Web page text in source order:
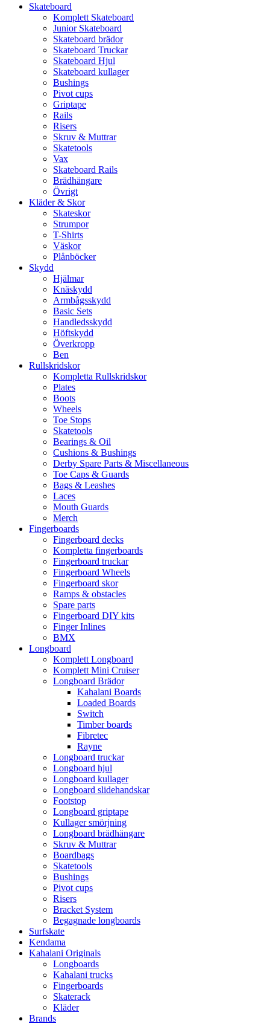
Skateboard
Komplett Skateboard
Junior Skateboard
Skateboard brädor
Skateboard Truckar
Skateboard Hjul
Skateboard kullager
Bushings
Pivot cups
Griptape
Rails
Risers
Skruv & Muttrar
Skatetools
Vax
Skateboard Rails
Brädhängare
Övrigt
Kläder & Skor
Skateskor
Strumpor
T-Shirts
Väskor
Plånböcker
Skydd
Hjälmar
Knäskydd
Armbågsskydd
Basic Sets
Handledsskydd
Höftskydd
Överkropp
Ben
Rullskridskor
Kompletta Rullskridskor
Plates
Boots
Wheels
Toe Stops
Skatetools
Bearings & Oil
Cushions & Bushings
Derby Spare Parts & Miscellaneous
Toe Caps & Guards
Bags & Leashes
Laces
Mouth Guards
Merch
Fingerboards
Fingerboard decks
Kompletta fingerboards
Fingerboard truckar
Fingerboard Wheels
Fingerboard skor
Ramps & obstacles
Spare parts
Fingerboard DIY kits
Finger Inlines
BMX
Longboard
Komplett Longboard
Komplett Mini Cruiser
Longboard Brädor
Kahalani Boards
Loaded Boards
Switch
Timber boards
Fibretec
Rayne
Longboard truckar
Longboard hjul
Longboard kullager
Longboard slidehandskar
Footstop
Longboard griptape
Kullager smörjning
Longboard brädhängare
Skruv & Muttrar
Boardbags
Skatetools
Bushings
Pivot cups
Risers
Bracket System
Begagnade longboards
Surfskate
Kendama
Kahalani Originals
Longboards
Kahalani trucks
Fingerboards
Skaterack
Kläder
Brands